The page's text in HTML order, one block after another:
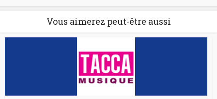
Vous aimerez peut-être aussi